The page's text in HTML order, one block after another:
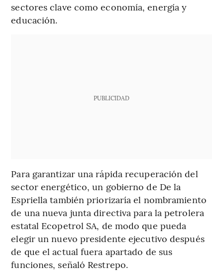
sectores clave como economía, energía y
educación.
PUBLICIDAD
Para garantizar una rápida recuperación del
sector energético, un gobierno de De la
Espriella también priorizaría el nombramiento
de una nueva junta directiva para la petrolera
estatal Ecopetrol SA, de modo que pueda
elegir un nuevo presidente ejecutivo después
de que el actual fuera apartado de sus
funciones, señaló Restrepo.